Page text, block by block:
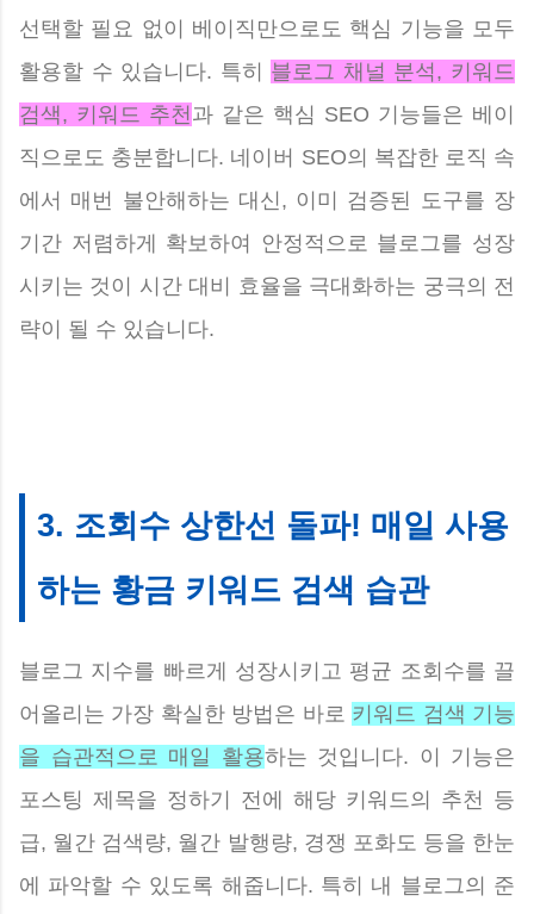
선택할 필요 없이 베이직만으로도 핵심 기능을 모두
활용할 수 있습니다. 특히 블로그 채널 분석, 키워드
검색, 키워드 추천 과 같은 핵심 SEO 기능들은 베이
직으로도 충분합니다. 네이버 SEO의 복잡한 로직 속
에서 매번 불안해하는 대신, 이미 검증된 도구를 장
기간 저렴하게 확보하여 안정적으로 블로그를 성장
시키는 것이 시간 대비 효율을 극대화하는 궁극의 전
략이 될 수 있습니다.
3. 조회수 상한선 돌파! 매일 사용
하는 황금 키워드 검색 습관
블로그 지수를 빠르게 성장시키고 평균 조회수를 끌
어올리는 가장 확실한 방법은 바로 키워드 검색 기능
을 습관적으로 매일 활용하는 것입니다. 이 기능은
포스팅 제목을 정하기 전에 해당 키워드의 추천 등
급, 월간 검색량, 월간 발행량, 경쟁 포화도 등을 한눈
에 파악할 수 있도록 해줍니다. 특히 내 블로그의 준